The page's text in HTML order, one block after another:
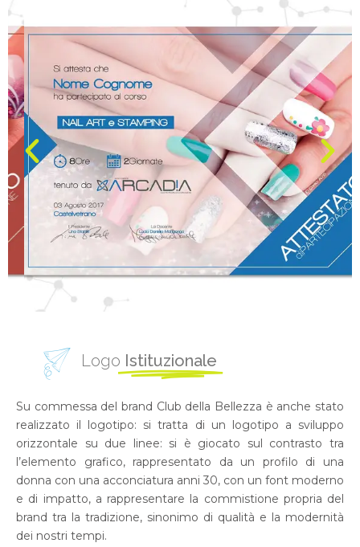
Logo Istituzionale
Su commessa del brand Club della Bellezza è anche stato
realizzato il logotipo: si tratta di un logotipo a sviluppo
orizzontale su due linee: si è giocato sul contrasto tra
l’elemento grafico, rappresentato da un profilo di una
donna con una acconciatura anni 30, con un font moderno
e di impatto, a rappresentare la commistione propria del
brand tra la tradizione, sinonimo di qualità e la modernità
dei nostri tempi.